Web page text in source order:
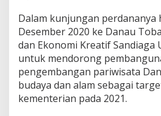
Dalam kunjungan perdananya
Desember 2020 ke Danau
dan Ekonomi Kreatif Sandiaga
untuk mendorong
pengembangan pariwisata
budaya dan alam sebagai
kementerian pada 2021.